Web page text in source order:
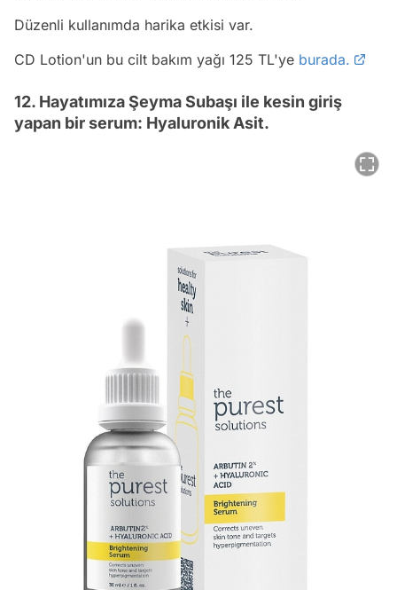
Düzenli kullanımda harika etkisi var.
CD Lotion'un bu cilt bakım yağı 125 TL'ye burada.
12. Hayatımıza Şeyma Subaşı ile kesin giriş
yapan bir serum: Hyaluronik Asit.